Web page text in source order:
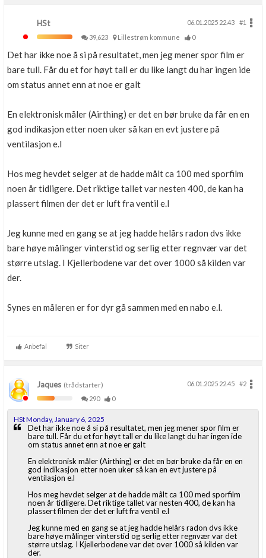
HSt 06.01.2025 22.43
#1
39,623
Lillestrøm kommune 0
Det har ikke noe å si på resultatet, men jeg mener spor film er
bare tull. Får du et for høyt tall er du like langt du har ingen ide
om status annet enn at noe er galt
En elektronisk måler (Airthing) er det en bør bruke da får en en
god indikasjon etter noen uker så kan en evt justere på
ventilasjon e.l
Hos meg hevdet selger at de hadde målt ca 100 med sporfilm
noen år tidligere. Det riktige tallet var nesten 400, de kan ha
plassert filmen der det er luft fra ventil e.l
Jeg kunne med en gang se at jeg hadde helårs radon dvs ikke
bare høye målinger vinterstid og serlig etter regnvær var det
større utslag. I Kjellerbodene var det over 1000 så kilden var
der.
Synes en måleren er for dyr gå sammen med en nabo e.l.
Anbefal Siter
Jaques (trådstarter) 06.01.2025 22.45
#2
290
0
HSt Monday, January 6, 2025
Det har ikke noe å si på resultatet, men jeg mener spor film er
bare tull. Får du et for høyt tall er du like langt du har ingen ide
om status annet enn at noe er galt
En elektronisk måler (Airthing) er det en bør bruke da får en en
god indikasjon etter noen uker så kan en evt justere på
ventilasjon e.l
Hos meg hevdet selger at de hadde målt ca 100 med sporfilm
noen år tidligere. Det riktige tallet var nesten 400, de kan ha
plassert filmen der det er luft fra ventil e.l
Jeg kunne med en gang se at jeg hadde helårs radon dvs ikke
bare høye målinger vinterstid og serlig etter regnvær var det
større utslag. I Kjellerbodene var det over 1000 så kilden var
der.